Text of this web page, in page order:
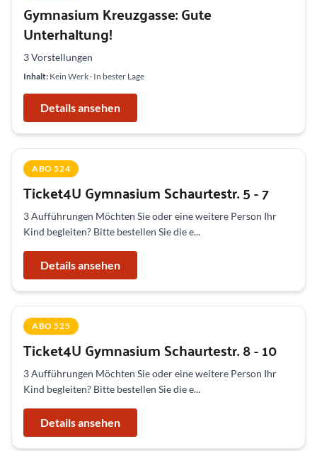
Gymnasium Kreuzgasse: Gute
Unterhaltung!
3 Vorstellungen
Inhalt: Kein Werk · In bester Lage
Details ansehen
ABO 524
Ticket4U Gymnasium Schaurtestr. 5 - 7
3 Aufführungen Möchten Sie oder eine weitere Person Ihr
Kind begleiten? Bitte bestellen Sie die e...
Details ansehen
ABO 525
Ticket4U Gymnasium Schaurtestr. 8 - 10
3 Aufführungen Möchten Sie oder eine weitere Person Ihr
Kind begleiten? Bitte bestellen Sie die e...
Details ansehen